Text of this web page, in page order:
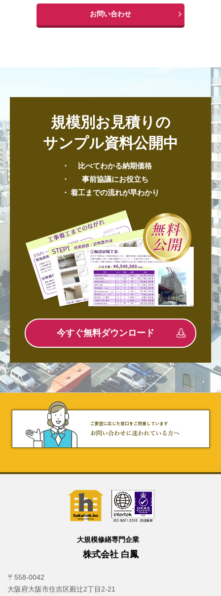
お問い合わせ
規模別お見積りの
サンプル資料公開中
比べてわかる納期価格
事前協議にお役立ち
着工までの流れが早わかり
今すぐ無料ダウンロード
大規模修繕専門企業
株式会社 白鳳
〒558-0042
大阪府大阪市住吉区殿辻2丁目2-21